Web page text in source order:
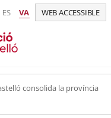
ES VA WEB ACCESSIBLE
consolida la província